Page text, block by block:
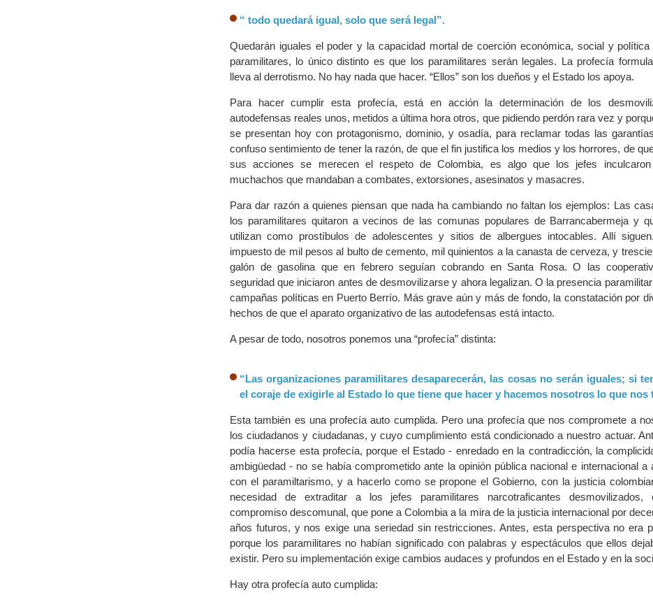
“ todo quedará igual, solo que será legal”.
Quedarán iguales el poder y la capacidad mortal de coerción económica, social y política
paramilitares, lo único distinto es que los paramilitares serán legales. La profecía
lleva al derrotismo. No hay nada que hacer. “Ellos” son los dueños y el Estado los apoya.
Para hacer cumplir esta profecía, está en acción la determinación de los
autodefensas reales unos, metidos a última hora otros, que pidiendo perdón rara vez y
se presentan hoy con protagonismo, dominio, y osadía, para reclamar todas las
confuso sentimiento de tener la razón, de que el fin justifica los medios y los horrores, de
sus acciones se merecen el respeto de Colombia, es algo que los jefes
muchachos que mandaban a combates, extorsiones, asesinatos y masacres.
Para dar razón a quienes piensan que nada ha cambiando no faltan los ejemplos: Las
los paramilitares quitaron a vecinos de las comunas populares de Barrancabermeja y
utilizan como prostíbulos de adolescentes y sitios de albergues intocables. Allí
impuesto de mil pesos al bulto de cemento, mil quinientos a la canasta de cerveza, y
galón de gasolina que en febrero seguían cobrando en Santa Rosa. O las
seguridad que iniciaron antes de desmovilizarse y ahora legalizan. O la presencia
campañas políticas en Puerto Berrío. Más grave aún y más de fondo, la constatación por
hechos de que el aparato organizativo de las autodefensas está intacto.
A pesar de todo, nosotros ponemos una “profecía” distinta:
“Las organizaciones paramilitares desaparecerán, las cosas no serán iguales; si
el coraje de exigirle al Estado lo que tiene que hacer y hacemos nosotros lo que nos
Esta también es una profecía auto cumplida. Pero una profecía que nos compromete a
los ciudadanos y ciudadanas, y cuyo cumplimiento está condicionado a nuestro actuar.
podía hacerse esta profecía, porque el Estado - enredado en la contradicción, la
ambigüedad - no se había comprometido ante la opinión pública nacional e internacional a
con el paramiltarismo, y a hacerlo como se propone el Gobierno, con la justicia
necesidad de extraditar a los jefes paramilitares narcotraficantes desmovilizados,
compromiso descomunal, que pone a Colombia a la mira de la justicia internacional por
años futuros, y nos exige una seriedad sin restricciones. Antes, esta perspectiva no era
porque los paramilitares no habían significado con palabras y espectáculos que ellos
existir. Pero su implementación exige cambios audaces y profundos en el Estado y en la
Hay otra profecía auto cumplida: